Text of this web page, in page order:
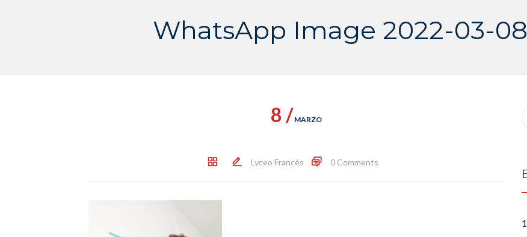
WhatsApp Image 2022-03-08
8 / MARZO
Lyceo Francés 0 Comments